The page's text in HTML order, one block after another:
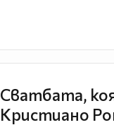
Сватбата,
Кристиано